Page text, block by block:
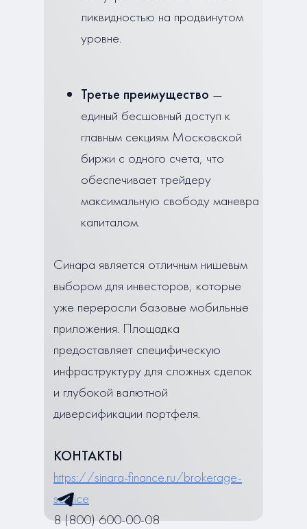
ликвидностью на продвинутом
уровне.
Третье преимущество —
единый бесшовный доступ к
главным секциям Московской
биржи с одного счета, что
обеспечивает трейдеру
максимальную свободу маневра
капиталом.
Синара является отличным нишевым
выбором для инвесторов, которые
уже переросли базовые мобильные
приложения. Площадка
предоставляет специфическую
инфраструктуру для сложных сделок
и глубокой валютной
диверсификации портфеля.
КОНТАКТЫ
https://sinara-finance.ru/brokerage-
service
8 (800) 600-00-08